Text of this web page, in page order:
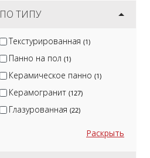
ПО ТИПУ
Текстурированная (1)
Панно на пол (1)
Керамическое панно (1)
Керамогранит (127)
Глазурованная (22)
Раскрыть